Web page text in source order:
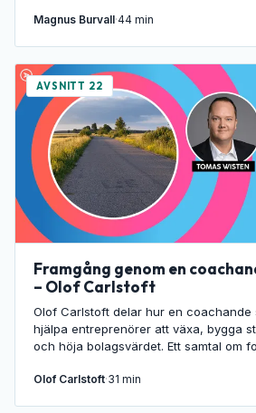
strategiarbete.
Magnus Burvall·44 min
AVSNITT 22
Framgång genom en
– Olof Carlstoft
Olof Carlstoft delar hur en coachande
hjälpa entreprenörer att växa, bygga
och höja bolagsvärdet. Ett samtal om
mer attraktivt.
Olof Carlstoft·31 min